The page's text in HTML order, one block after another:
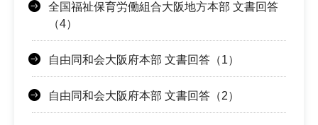
全国福祉保育労働組合大阪地方本部 文書回答
（4）
自由同和会大阪府本部 文書回答（1）
自由同和会大阪府本部 文書回答（2）